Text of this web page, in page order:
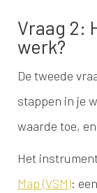
Vraag 2:
werk?
De tweede
stappen in je
waarde toe,
Het
Map (VSM):